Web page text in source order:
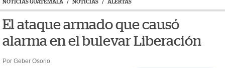
NOTICIAS GUATEMALA / NOTICIAS / ALERTAS
El ataque armado que causó
alarma en el bulevar Liberación
Por Geber Osorio